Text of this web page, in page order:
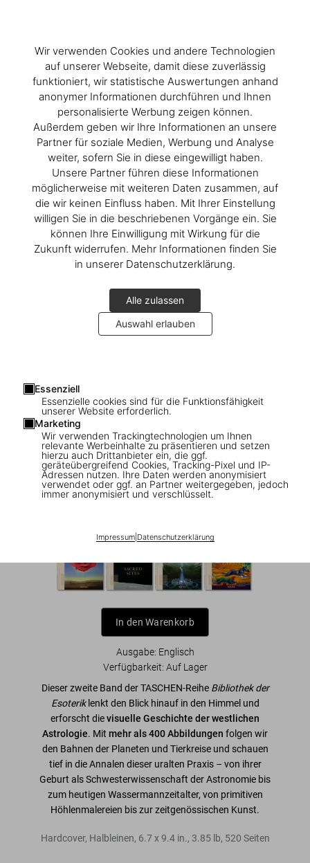
Wir verwenden Cookies und andere Technologien
auf unserer Webseite, damit diese zuverlässig
funktioniert, wir statistische Auswertungen anhand
anonymer Informationen durchführen und Ihnen
personalisierte Werbung zeigen können.
Außerdem geben wir Ihre Informationen an unsere
Partner für soziale Medien, Werbung und Analyse
weiter, sofern Sie in diese eingewilligt haben.
Unsere Partner führen diese Informationen
möglicherweise mit weiteren Daten zusammen, auf
die wir keinen Einfluss haben. Mit Ihrer Einstellung
willigen Sie in die beschriebenen Vorgänge ein. Sie
können Ihre Einwilligung mit Wirkung für die
Zukunft widerrufen. Mehr Informationen finden Sie
in unserer Datenschutzerklärung.
Alle zulassen
Auswahl erlauben
Essenziell
Essenzielle cookies sind für die Funktionsfähigkeit
unserer Website erforderlich.
Marketing
Wir verwenden Trackingtechnologien um Ihnen
relevante Werbeinhalte zu präsentieren und setzen
hierzu auch Drittanbieter ein, die ggf.
geräteübergreifend Cookies, Tracking-Pixel und IP-
Adressen nutzen. Ihre Daten werden anonymisiert
verwendet oder ggf. an Partner weitergegeben, jedoch
immer anonymisiert und verschlüsselt.
Impressum| Datenschutzerklärung
Astrology. The Library of Esoterica
US$ 40
In den Warenkorb
Ausgabe: Englisch
Verfügbarkeit: Auf Lager
Dieser zweite Band der TASCHEN-Reihe Bibliothek der
Esoteriklenkt den Blick hinauf in den Himmel und
erforscht dievisuelle Geschichte der westlichen
Astrologie. Mit mehr als 400 Abbildungen folgen wir
den Bahnen der Planeten und Tierkreise und schauen
tief in die Annalen dieser uralten Praxis – von ihrer
Geburt als Schwesterwissenschaft der Astronomie bis
zum heutigen Wassermannzeitalter, von primitiven
Höhlenmalereien bis zur zeitgenössischen Kunst.
Hardcover, Halbleinen, 6.7 x9.4 in., 3.85 lb, 520 Seiten